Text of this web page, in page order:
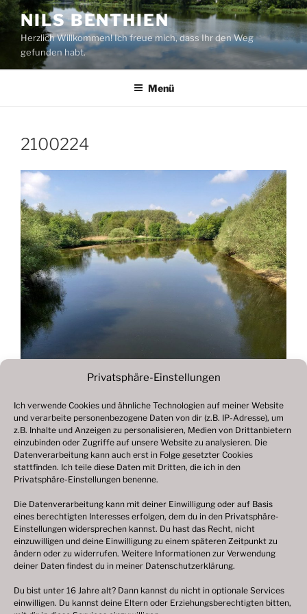
Privatsphäre-Einstellungen
Ich verwende Cookies und ähnliche Technologien auf meiner Website
und verarbeite personenbezogene Daten von dir (z.B. IP-Adresse), um
z.B. Inhalte und Anzeigen zu personalisieren, Medien von Drittanbietern
einzubinden oder Zugriffe auf unsere Website zu analysieren. Die
Datenverarbeitung kann auch erst in Folge gesetzter Cookies
stattfinden. Ich teile diese Daten mit Dritten, die ich in den
Privatsphäre-Einstellungen benenne.
Die Datenverarbeitung kann mit deiner Einwilligung oder auf Basis
eines berechtigten Interesses erfolgen, dem du in den Privatsphäre-
Einstellungen widersprechen kannst. Du hast das Recht, nicht
einzuwilligen und deine Einwilligung zu einem späteren Zeitpunkt zu
ändern oder zu widerrufen. Weitere Informationen zur Verwendung
deiner Daten findest du in meiner Datenschutzerklärung.
Du bist unter 16 Jahre alt? Dann kannst du nicht in optionale Services
einwilligen. Du kannst deine Eltern oder Erziehungsberechtigten bitten,
Zum
Inhalt
springen
NILS BENTHIEN
Herzlich Willkommen! Ich freue mich, dass Ihr den Weg
gefunden habt.
Menü
2100224
Beitragsnavigation
Vorheriger
Beitrag
Fotogalerie 2021
© 2003 – 2025 nilsbenthien.de,Datenschutzerklärung
|Cookie-Richtlinie EU|Impressum